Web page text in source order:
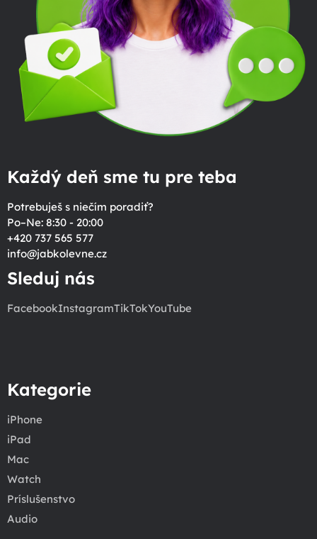
Každý deň sme tu pre teba
Potrebuješ s niečím poradiť?
Po–Ne: 8:30 - 20:00
+420 737 565 577
info@jabkolevne.cz
Sleduj nás
FacebookInstagramTikTokYouTube
Kategorie
iPhone
iPad
Mac
Watch
Príslušenstvo
Audio